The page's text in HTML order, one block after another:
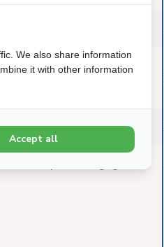
Verpakkingsinhoud
Aantal items
▼ Specifieke gegevens
We also share information
it with other information
Accept all